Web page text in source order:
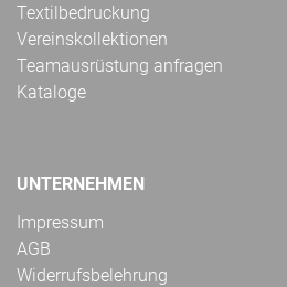
Textilbedruckung
Vereinskollektionen
Teamausrüstung anfragen
Kataloge
UNTERNEHMEN
Impressum
AGB
Widerrufsbelehrung